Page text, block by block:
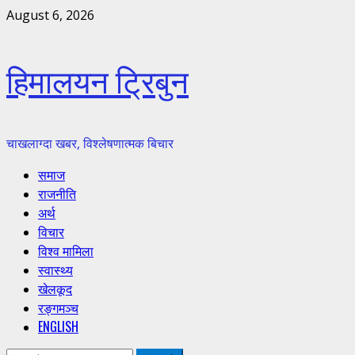
Skip
August 6, 2026
हिमालयन ट्रिबुन
चाखलाग्दा खबर, विश्लेषणात्मक बिचार
Primary
Menu
समाज
राजनीति
अर्थ
विचार
विश्व मामिला
स्वास्थ्य
खेलकूद
रङ्गमञ्च
ENGLISH